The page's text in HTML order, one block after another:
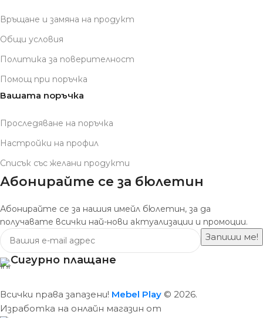
Връщане и замяна на продукт
Общи условия
Политика за поверителност
Помощ при поръчка
Вашата поръчка
Проследяване на поръчка
Настройки на профил
Списък със желани продукти
Абонирайте се за бюлетин
Абонирайте се за нашия имейл бюлетин, за да
получавате всички най-нови актуализации и промоции.
Сигурно плащане
Всички права запазени! Mebel Play © 2026.
Изработка на онлайн магазин от